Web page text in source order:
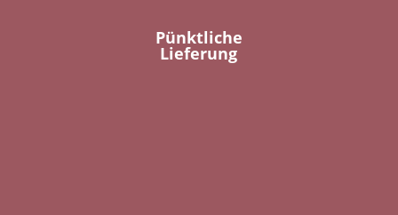
Pünktliche
Lieferung